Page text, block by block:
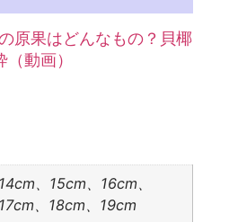
原果はどんなもの？貝椰
動画）
14cm、15cm、16cm、
17cm、18cm、19cm